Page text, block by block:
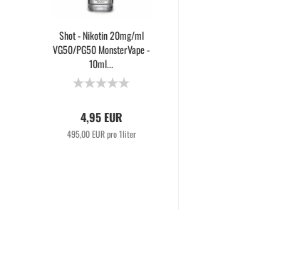
Shot - Nikotin 20mg/ml
VG50/PG50 MonsterVape -
10ml...
4,95 EUR
495,00 EUR pro 1liter